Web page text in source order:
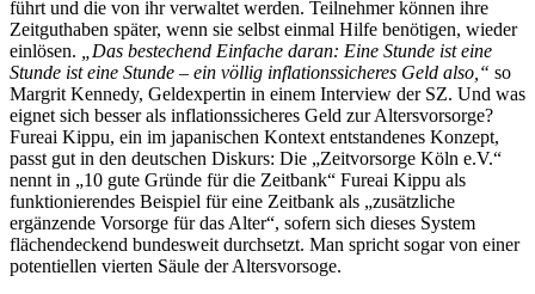
führt und die von ihr verwaltet werden. Teilnehmer können ihre
Zeitguthaben später, wenn sie selbst einmal Hilfe benötigen, wieder
einlösen.
„Das bestechend Einfache daran: Eine Stunde ist eine
Stunde ist eine Stunde – ein völlig inflationssicheres Geld also,“ so
Margrit Kennedy, Geldexpertin in einem Interview der SZ. Und was
eignet sich besser als inflationssicheres Geld zur Altersvorsorge?
Fureai Kippu, ein im japanischen Kontext entstandenes Konzept,
passt gut in den deutschen Diskurs: Die „Zeitvorsorge Köln e.V.“
nennt in „10 gute Gründe für die Zeitbank“ Fureai Kippu als
funktionierendes Beispiel für eine Zeitbank als „zusätzliche
ergänzende Vorsorge für das Alter“, sofern sich dieses System
flächendeckend bundesweit durchsetzt. Man spricht sogar von einer
potentiellen vierten Säule der Altersvorsoge.